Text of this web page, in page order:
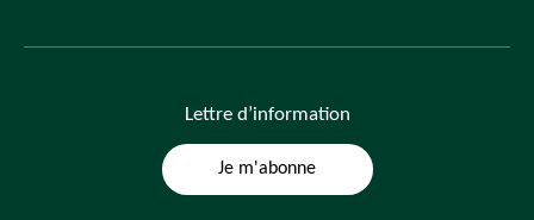
Lettre d’information
Je m'abonne